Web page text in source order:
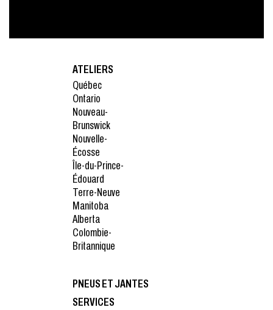
ATELIERS
Québec
Ontario
Nouveau-
Brunswick
Nouvelle-
Écosse
Île-du-Prince-
Édouard
Terre-Neuve
Manitoba
Alberta
Colombie-
Britannique
PNEUS ET JANTES
SERVICES